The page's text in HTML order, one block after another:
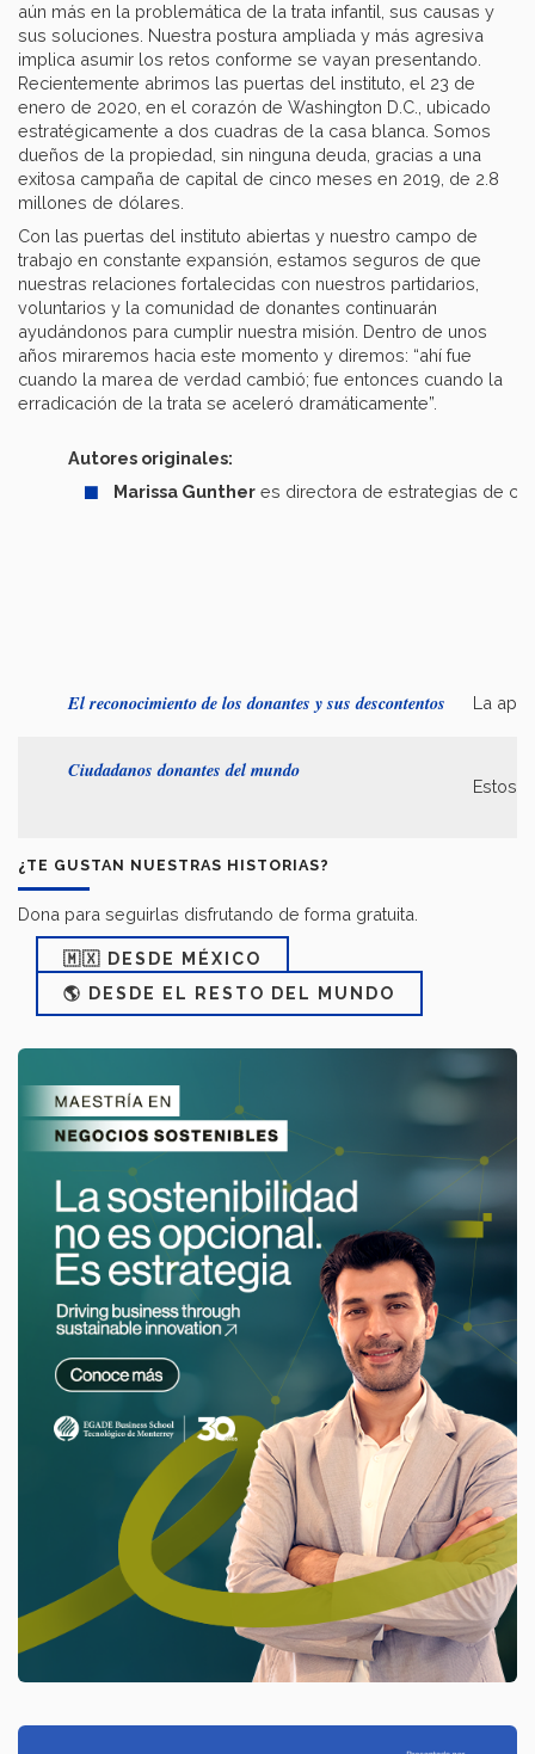
aún más en la problemática de la trata infantil, sus causas y
sus soluciones. Nuestra postura ampliada y más agresiva
implica asumir los retos conforme se vayan presentando.
Recientemente abrimos las puertas del instituto, el 23 de
enero de 2020, en el corazón de Washington D.C., ubicado
estratégicamente a dos cuadras de la casa blanca. Somos
dueños de la propiedad, sin ninguna deuda, gracias a una
exitosa campaña de capital de cinco meses en 2019, de 2.8
millones de dólares.
Con las puertas del instituto abiertas y nuestro campo de
trabajo en constante expansión, estamos seguros de que
nuestras relaciones fortalecidas con nuestros partidarios,
voluntarios y la comunidad de donantes continuarán
ayudándonos para cumplir nuestra misión. Dentro de unos
años miraremos hacia este momento y diremos: “ahí fue
cuando la marea de verdad cambió; fue entonces cuando la
erradicación de la trata se aceleró dramáticamente”.
Autores originales:
Marissa Gunther es directora de estrategias de
El reconocimiento de los donantes y sus descontentos La
Ciudadanos donantes del mundo
Estos
¿TE GUSTAN NUESTRAS HISTORIAS?
Dona para seguirlas disfrutando de forma gratuita.
🇲🇽 DESDE MÉXICO
🌎 DESDE EL RESTO DEL MUNDO